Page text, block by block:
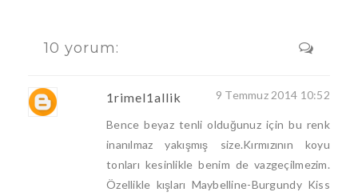
10 yorum:
1rimel1allik 9 Temmuz 2014 10:52
Bence beyaz tenli olduğunuz için bu renk
inanılmaz yakışmış size.Kırmızının koyu
tonları kesinlikle benim de vazgeçilmezim.
Özellikle kışları Maybelline-Burgundy Kiss